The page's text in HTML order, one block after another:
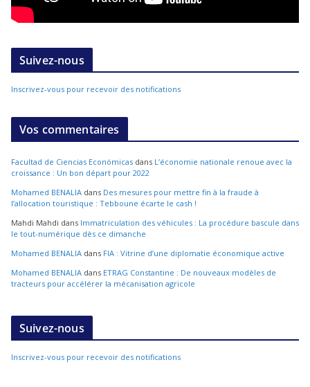
Suivez-nous
Inscrivez-vous pour recevoir des notifications
Vos commentaires
Facultad de Ciencias Económicas dans L’économie nationale renoue avec la
croissance : Un bon départ pour 2022
Mohamed BENALIA dans Des mesures pour mettre fin à la fraude à
l’allocation touristique : Tebboune écarte le cash !
Mahdi Mahdi dans Immatriculation des véhicules : La procédure bascule dans
le tout-numérique dès ce dimanche
Mohamed BENALIA dans FIA : Vitrine d’une diplomatie économique active
Mohamed BENALIA dans ETRAG Constantine : De nouveaux modèles de
tracteurs pour accélérer la mécanisation agricole
Suivez-nous
Inscrivez-vous pour recevoir des notifications